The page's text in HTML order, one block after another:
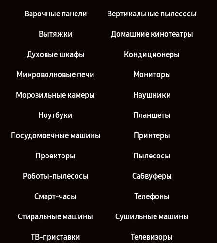
Варочные панели Вертикальные пылесосы
Вытяжки Домашние кинотеатры
Духовые шкафы Кондиционеры
Микроволновые печи Мониторы
Морозильные камеры Наушники
Ноутбуки Планшеты
Посудомоечные машины Принтеры
Проекторы Пылесосы
Роботы-пылесосы Сабвуферы
Смарт-часы Телефоны
Стиральные машины Сушильные машины
ТВ-приставки Телевизоры